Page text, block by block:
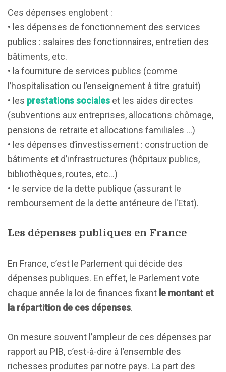
Ces dépenses englobent :
• les dépenses de fonctionnement des services
publics : salaires des fonctionnaires, entretien des
bâtiments, etc.
• la fourniture de services publics (comme
l’hospitalisation ou l’enseignement à titre gratuit)
• les prestations sociales et les aides directes
(subventions aux entreprises, allocations chômage,
pensions de retraite et allocations familiales …)
• les dépenses d’investissement : construction de
bâtiments et d’infrastructures (hôpitaux publics,
bibliothèques, routes, etc…)
• le service de la dette publique (assurant le
remboursement de la dette antérieure de l'Etat).
Les dépenses publiques en France
En France, c’est le Parlement qui décide des
dépenses publiques. En effet, le Parlement vote
chaque année la loi de finances fixant le montant et
la répartition de ces dépenses.
On mesure souvent l’ampleur de ces dépenses par
rapport au PIB, c’est-à-dire à l’ensemble des
richesses produites par notre pays. La part des